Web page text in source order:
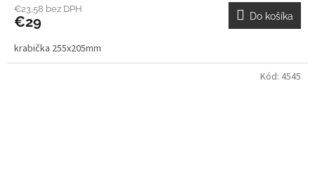
€23,58 bez DPH
€29 Do košíka
krabička 255x205mm
Kód: 4545